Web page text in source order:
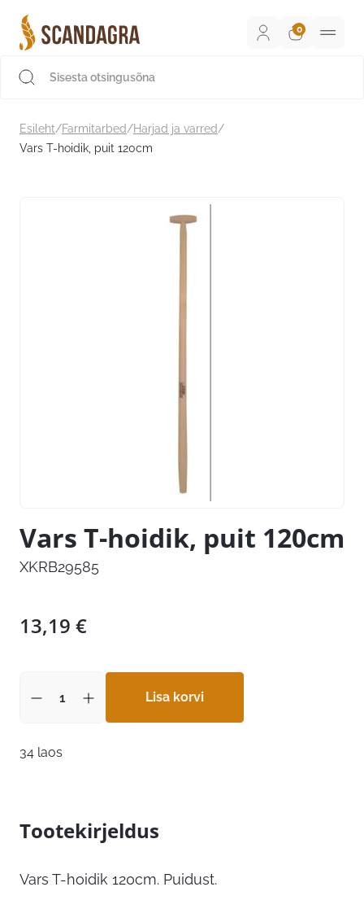
sisu
juurde
Esileht/Farmitarbed/Harjad ja varred/
Vars T-hoidik, puit 120cm
Vars T-hoidik, puit 120cm
XKRB29585
13,19 €
Lisa korvi
34 laos
Tootekirjeldus
Vars T-hoidik 120cm. Puidust.